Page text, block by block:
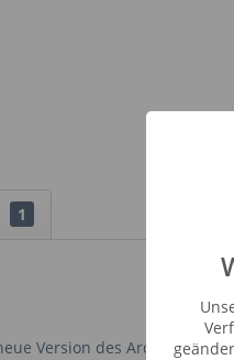
1
Version des Aromas